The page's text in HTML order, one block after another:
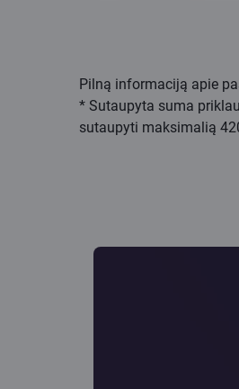
Pilną informaciją apie
* Sutaupyta suma
sutaupyti maksimalią